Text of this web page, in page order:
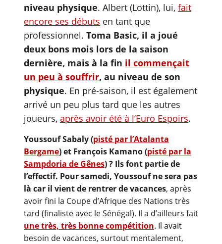
niveau physique. Albert (Lottin), lui, fait
encore ses débuts en tant que
professionnel. Toma Basic, il a joué
deux bons mois lors de la saison
dernière, mais à la fin il commençait
un peu à souffrir, au niveau de son
physique. En pré-saison, il est également
arrivé un peu plus tard que les autres
joueurs, après avoir été à l’Euro Espoirs.
Youssouf Sabaly (pisté par l’Atalanta
Bergame) et François Kamano (pisté par la
Sampdoria de Gênes) ? Ils font partie de
l’effectif. Pour samedi, Youssouf ne sera pas
là car il vient de rentrer de vacances, après
avoir fini la Coupe d’Afrique des Nations très
tard (finaliste avec le Sénégal). Il a d’ailleurs fait
une très, très bonne compétition. Il avait
besoin de vacances, surtout mentalement,